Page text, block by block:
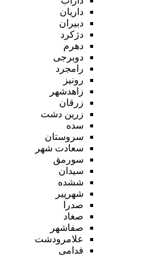
داریان
دبیران
دژکرد
دهرم
دوبرجی
رامجرد
رونیز
زاهدشهر
زرقان
زرین دشت
سده
سروستان
سعادت شهر
سورمق
سیدان
ششده
شهرپیر
صدرا
صغاد
صفاشهر
علامرودشت
فدامی